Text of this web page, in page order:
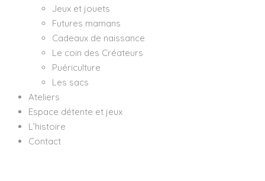
Jeux et jouets
Futures mamans
Cadeaux de naissance
Le coin des Créateurs
Puériculture
Les sacs
Ateliers
Espace détente et jeux
L’histoire
Contact